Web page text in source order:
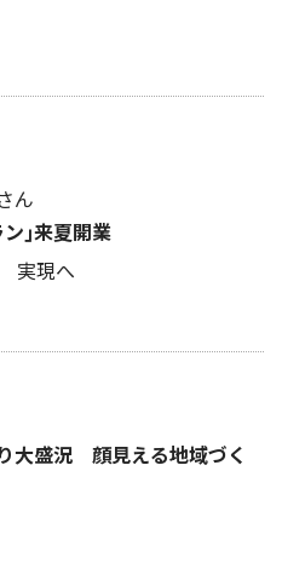
ん
｣来夏開業
実現へ
大盛況 顔見える地域づく